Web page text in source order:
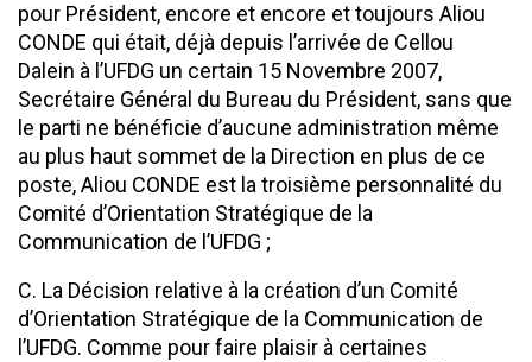
pour Président, encore et encore et toujours Aliou
CONDE qui était, déjà depuis l’arrivée de Cellou
Dalein à l’UFDG un certain 15 Novembre 2007,
Secrétaire Général du Bureau du Président, sans que
le parti ne bénéficie d’aucune administration même
au plus haut sommet de la Direction en plus de ce
poste, Aliou CONDE est la troisième personnalité du
Comité d’Orientation Stratégique de la
Communication de l’UFDG ;
C. La Décision relative à la création d’un Comité
d’Orientation Stratégique de la Communication de
l’UFDG. Comme pour faire plaisir à certaines